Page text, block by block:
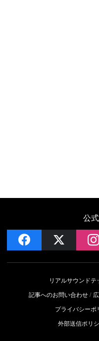
公
facebook
リアルサウンドテ
記事へのお問い合わせ
プライバシーポ
外部送信ポリ